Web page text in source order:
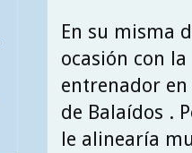
En su misma
ocasión con
entrenador
de Balaídos .
le alinearía